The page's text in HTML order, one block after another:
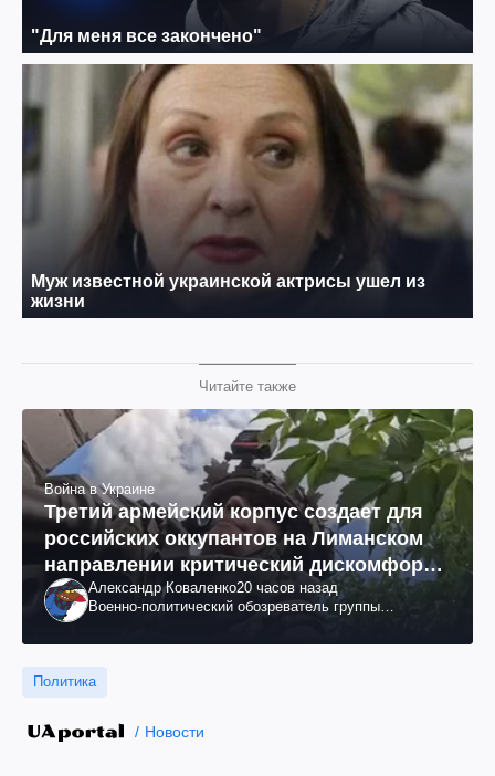
Читайте также
Война в Украине
Третий армейский корпус создает для
российских оккупантов на Лиманском
направлении критический дискомфорт:
как это удалось
Александр Коваленко20 часов назад
Военно-политический обозреватель группы
Политика
Новости